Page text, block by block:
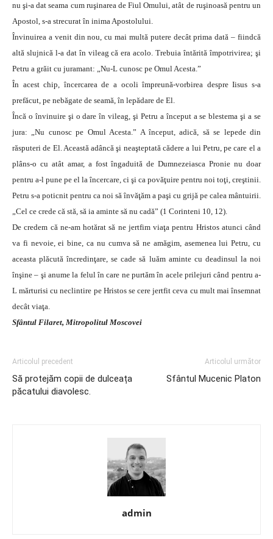
nu şi-a dat seama cum ruşinarea de Fiul Omului, atât de ruşinoasă pentru un
Apostol, s-a strecurat în inima Apostolului.
Învinuirea a venit din nou, cu mai multă putere decât prima dată – fiindcă
altă slujnică l-a dat în vileag că era acolo. Trebuia întărită împotrivirea; şi
Petru a grăit cu juramant: „Nu-L cunosc pe Omul Acesta.”
În acest chip, încercarea de a ocoli împreună-vorbirea despre Iisus s-a
prefăcut, pe nebăgate de seamă, în lepădare de El.
Încă o învinuire şi o dare în vileag, şi Petru a început a se blestema şi a se
jura: „Nu cunosc pe Omul Acesta.” A început, adică, să se lepede din
răsputeri de El. Această adâncă şi neaşteptată cădere a lui Petru, pe care el a
plâns-o cu atât amar, a fost îngaduită de Dumnezeiasca Pronie nu doar
pentru a-l pune pe el la încercare, ci şi ca povăţuire pentru noi toţi, creştinii.
Petru s-a poticnit pentru ca noi să învăţăm a paşi cu grijă pe calea mântuirii.
„Cel ce crede că stă, să ia aminte să nu cadă” (1 Corinteni 10, 12).
De credem că ne-am hotărat să ne jertfim viaţa pentru Hristos atunci când
va fi nevoie, ei bine, ca nu cumva să ne amăgim, asemenea lui Petru, cu
aceasta plăcută încredinţare, se cade să luăm aminte cu deadinsul la noi
înşine – şi anume la felul în care ne purtăm în acele prilejuri când pentru a-
L mărturisi cu neclintire pe Hristos se cere jertfit ceva cu mult mai însemnat
decât viaţa.
Sfântul Filaret, Mitropolitul Moscovei
Articolul precedent
Să protejăm copii de dulceața
păcatului diavolesc.
Articolul următor
Sfântul Mucenic Platon
admin